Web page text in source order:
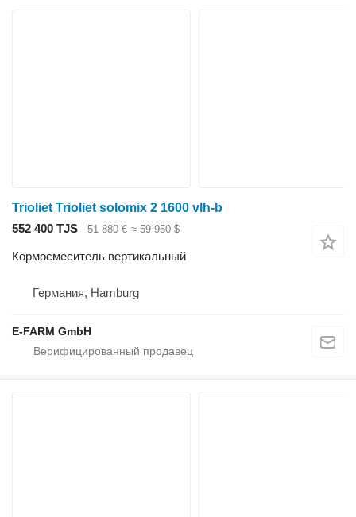
Trioliet Trioliet solomix 2 1600 vlh-b
552 400 TJS
51 880 € ≈ 59 950 $
Кормосмеситель вертикальный
Германия, Hamburg
E-FARM GmbH